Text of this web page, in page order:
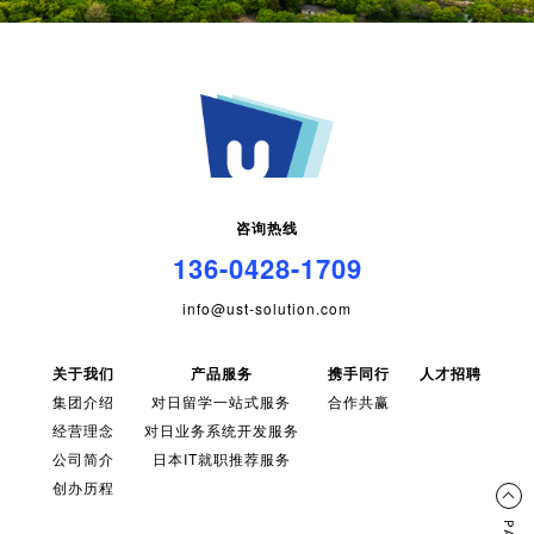
咨询热线
136-0428-1709
info@ust-solution.com
关于我们
集团介绍
经营理念
公司简介
创办历程
产品服务
对日留学一站式服务
对日业务系统开发服务
日本IT就职推荐服务
携手同行
合作共赢
人才招聘